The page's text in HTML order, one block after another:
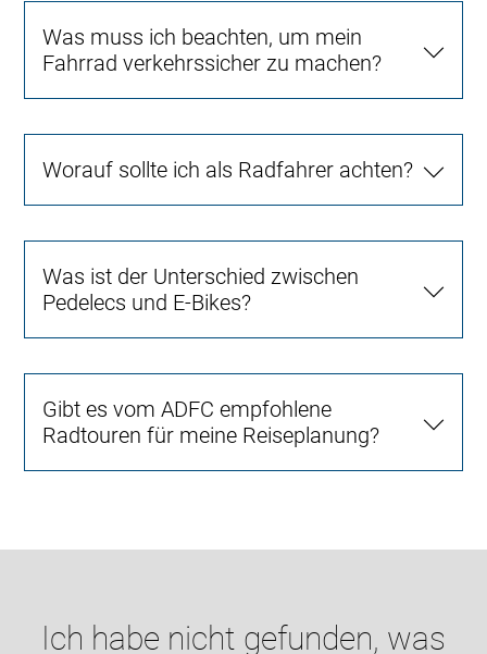
Was muss ich beachten, um mein
Fahrrad verkehrssicher zu machen?
Worauf sollte ich als Radfahrer achten?
Was ist der Unterschied zwischen
Pedelecs und E-Bikes?
Gibt es vom ADFC empfohlene
Radtouren für meine Reiseplanung?
Ich habe nicht gefunden, was